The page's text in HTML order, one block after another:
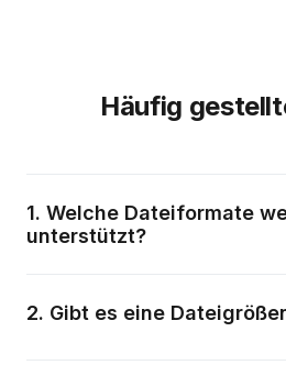
Häufig
1. Welche Dateiformate
unterstützt?
(JPG, PNG, WebP, GIF, BMP, TIFF,
2. Gibt es eine